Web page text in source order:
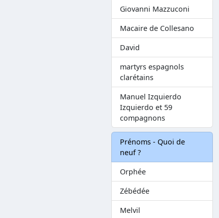
Giovanni Mazzuconi
Macaire de Collesano
David
martyrs espagnols
clarétains
Manuel Izquierdo
Izquierdo et 59
compagnons
Prénoms - Quoi de
neuf ?
Orphée
Zébédée
Melvil